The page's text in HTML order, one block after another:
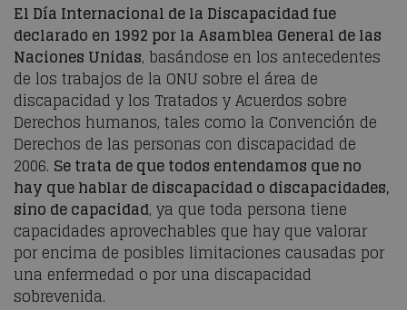
El Día Internacional de la Discapacidad fue
declarado en 1992 por la Asamblea General de las
Naciones Unidas, basándose en los antecedentes
de los trabajos de la ONU sobre el área de
discapacidad y los Tratados y Acuerdos sobre
Derechos humanos, tales como la Convención de
Derechos de las personas con discapacidad de
2006. Se trata de que todos entendamos que no
hay que hablar de discapacidad o discapacidades,
sino de capacidad, ya que toda persona tiene
capacidades aprovechables que hay que valorar
por encima de posibles limitaciones causadas por
una enfermedad o por una discapacidad
sobrevenida.